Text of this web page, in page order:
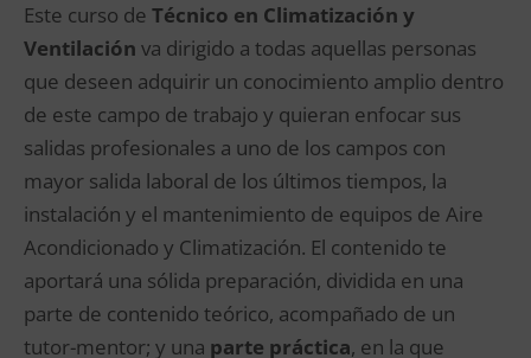
Este curso de Técnico en Climatización y
Ventilación va dirigido a todas aquellas personas
que deseen adquirir un conocimiento amplio dentro
de este campo de trabajo y quieran enfocar sus
salidas profesionales a uno de los campos con
mayor salida laboral de los últimos tiempos, la
instalación y el mantenimiento de equipos de Aire
Acondicionado y Climatización. El contenido te
aportará una sólida preparación, dividida en una
parte de contenido teórico, acompañado de un
tutor-mentor; y una parte práctica, en la que